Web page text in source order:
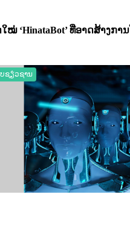
‘HinataBot’ ທີ່ອາດສ້າງກາ
ຊຽ່ວຊານ